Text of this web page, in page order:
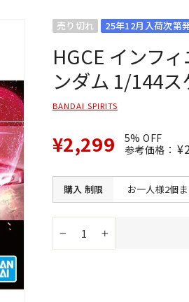
売り切れ 25年12月入荷次第
HGCE インフ
ンダム 1/144ス
BANDAI SPIRITS
¥2,299
5% OFF
参考価格： 通
常
格
購入 制限 お一人様2個
+